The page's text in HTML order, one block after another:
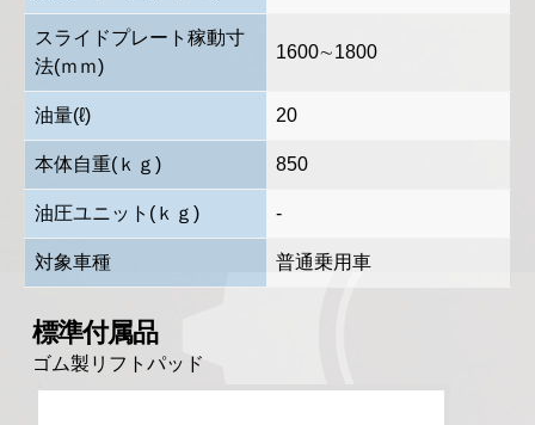
スライドプレート稼動寸
法(ｍｍ)
1600∼1800
油量(ℓ) 20
本体自重(ｋｇ) 850
油圧ユニット(ｋｇ) -
対象車種 普通乗用車
標準付属品
ゴム製リフトパッド